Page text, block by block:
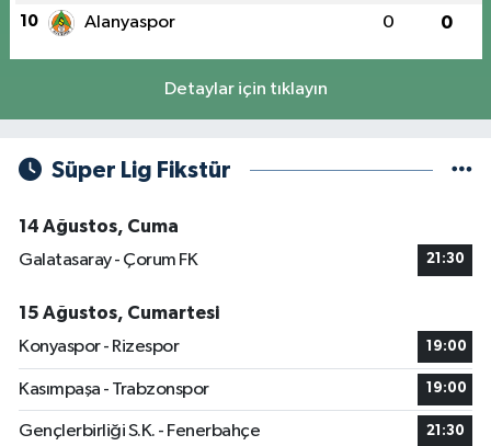
10 Alanyaspor 0 0
Detaylar için tıklayın
Süper Lig Fikstür
14 Ağustos, Cuma
Galatasaray - Çorum FK
21:30
15 Ağustos, Cumartesi
Konyaspor - Rizespor
19:00
Kasımpaşa - Trabzonspor 19:00
Gençlerbirliği S.K. - Fenerbahçe 21:30